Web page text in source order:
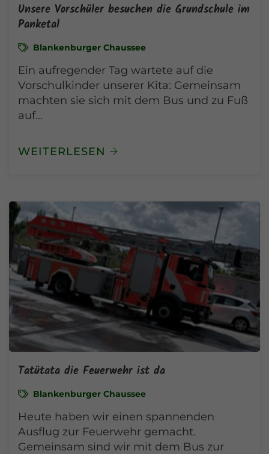
Unsere Vorschüler besuchen die Grundschule im
Panketal
Blankenburger Chaussee
Ein aufregender Tag wartete auf die
Vorschulkinder unserer Kita: Gemeinsam
machten sie sich mit dem Bus und zu Fuß
auf…
WEITERLESEN
Tatütata die Feuerwehr ist da
Blankenburger Chaussee
Heute haben wir einen spannenden
Ausflug zur Feuerwehr gemacht.
Gemeinsam sind wir mit dem Bus zur